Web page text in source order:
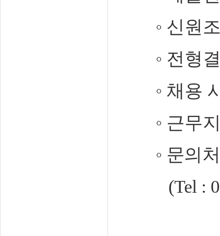
◦ 신원
◦ 전형
◦ 채용
◦ 근무
◦ 문의
(Tel :